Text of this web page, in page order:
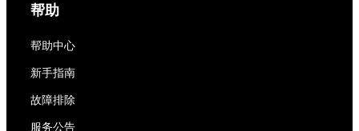
帮助
帮助中心
新手指南
故障排除
服务公告